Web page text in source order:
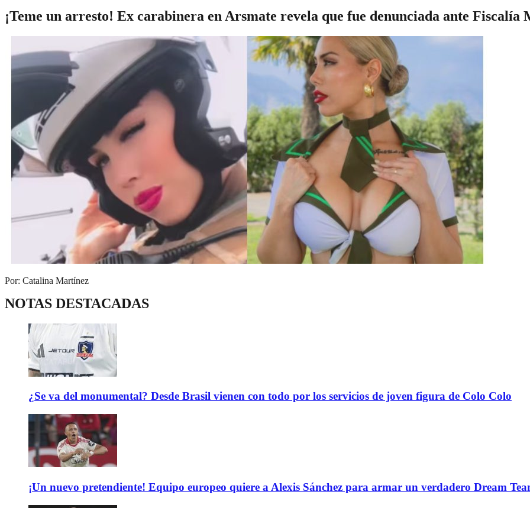
¡Teme un arresto! Ex carabinera en Arsmate revela que fue denunciada ante
Por: Catalina Martínez
NOTAS DESTACADAS
¿Se va del monumental? Desde Brasil vienen con todo por los servicios de joven figura de Colo Colo
¡Un nuevo pretendiente! Equipo europeo quiere a Alexis Sánchez para armar un verdadero Dream